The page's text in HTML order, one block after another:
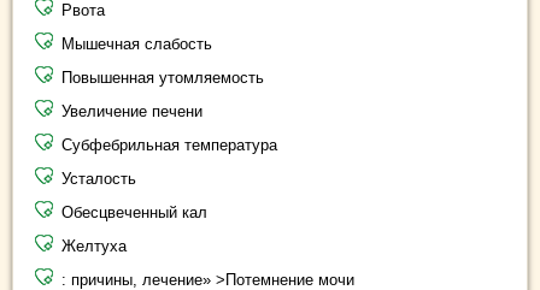
Рвота
Мышечная слабость
Повышенная утомляемость
Увеличение печени
Субфебрильная температура
Усталость
Обесцвеченный кал
Желтуха
: причины, лечение» >Потемнение мочи